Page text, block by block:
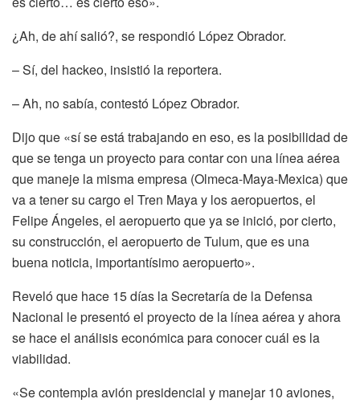
¿Ah, de ahí salió?, se respondió López Obrador.
– Sí, del hackeo, insistió la reportera.
– Ah, no sabía, contestó López Obrador.
Dijo que «sí se está trabajando en eso, es la posibilidad de
que se tenga un proyecto para contar con una línea aérea
que maneje la misma empresa (Olmeca-Maya-Mexica) que
va a tener su cargo el Tren Maya y los aeropuertos, el
Felipe Ángeles, el aeropuerto que ya se inició, por cierto,
su construcción, el aeropuerto de Tulum, que es una
buena noticia, importantísimo aeropuerto».
Reveló que hace 15 días la Secretaría de la Defensa
Nacional le presentó el proyecto de la línea aérea y ahora
se hace el análisis económica para conocer cuál es la
viabilidad.
«Se contempla avión presidencial y manejar 10 aviones,